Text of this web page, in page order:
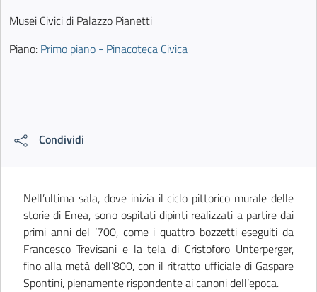
Piano: Primo piano - Pinacoteca Civica
Musei Civici di Palazzo Pianetti
Condividi
Nell’ultima sala, dove inizia il ciclo pittorico murale delle
storie di Enea, sono ospitati dipinti realizzati a partire dai
primi anni del ‘700, come i quattro bozzetti eseguiti da
Francesco Trevisani e la tela di Cristoforo Unterperger,
fino alla metà dell’800, con il ritratto ufficiale di Gaspare
Spontini, pienamente rispondente ai canoni dell’epoca.